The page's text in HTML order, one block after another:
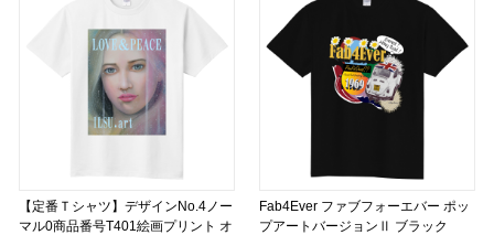
【定番Ｔシャツ】デザインNo.4ノー
マル0商品番号T401絵画プリント オ
Fab4Ever ファブフォーエバー ポッ
プアートバージョンⅡ ブラック